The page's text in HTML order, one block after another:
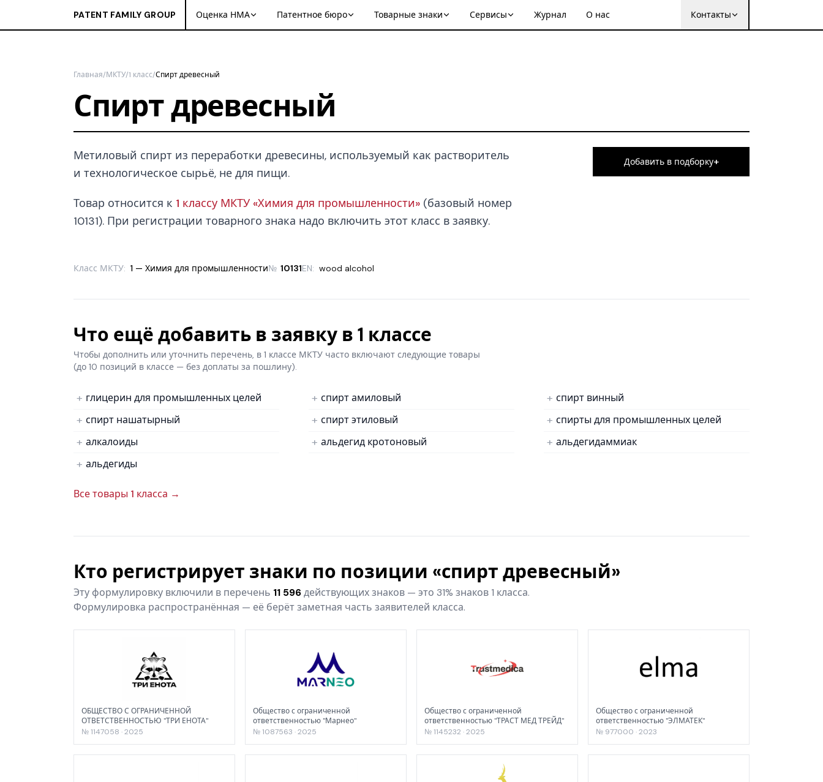
PATENT FAMILY GROUP Оценка НМА Патентное бюро Товарные знаки Сервисы Журнал О нас Контакты
Главная/МКТУ/1 класс/Спирт древесный
Спирт древесный
Метиловый спирт из переработки древесины, используемый как растворитель
и технологическое сырьё, не для пищи.
Товар относится к 1 классу МКТУ «Химия для промышленности» (базовый номер
10131). При регистрации товарного знака надо включить этот класс в заявку.
Добавить в подборку+
Класс МКТУ: 1 — Химия для промышленности№ 10131EN: wood alcohol
Что ещё добавить в заявку в 1 классе
Чтобы дополнить или уточнить перечень, в 1 классе МКТУ часто включают следующие товары
(до 10 позиций в классе — без доплаты за пошлину).
глицерин для промышленных целей спирт амиловый
спирт винный
спирт нашатырный
спирт этиловый
спирты для промышленных целей
алкалоиды
альдегид кротоновый
альдегидаммиак
альдегиды
Все товары 1 класса →
Кто регистрирует знаки по позиции «спирт древесный»
Эту формулировку включили в перечень 11 596действующих знаков — это 31% знаков 1 класса.
Формулировка распространённая — её берёт заметная часть заявителей класса.
ОБЩЕСТВО С ОГРАНИЧЕННОЙ
ОТВЕТСТВЕННОСТЬЮ "ТРИ ЕНОТА"
№ 1147058 · 2025
Общество с ограниченной
ответственностью "Марнео"
№ 1087563 · 2025
Общество с ограниченной
ответственностью "ТРАСТ МЕД ТРЕЙД"
№ 1145232 · 2025
Общество с ограниченной
ответственностью "ЭЛМАТЕК"
№ 977000 · 2023